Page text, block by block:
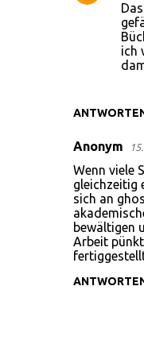
ich
Anonym
Wenn viele
gleichzeitig
sich an
bewältigen
Arbeit